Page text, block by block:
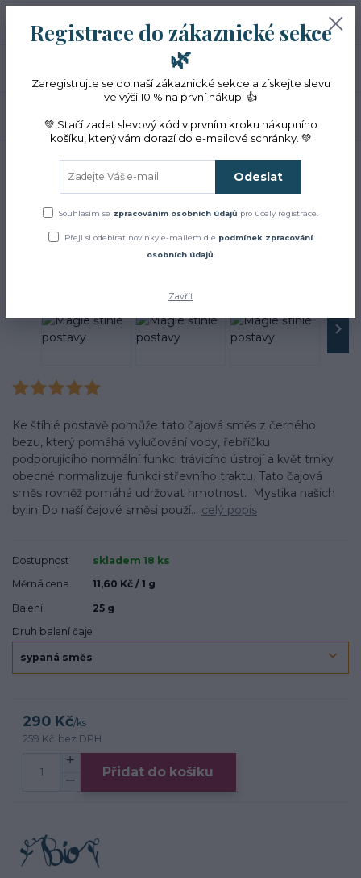
CZK
(Po-Pá, 10-16 hod.)
0ks
0 Kč
Magie štíhlé postavy
Ke štíhlé postavě pomůže tato čajová směs z černého
bezu, který pomáhá vylučování vody, řebříčku
podporujícího normální funkci trávicího ústrojí a květ trnky
obecné normalizuje funkci střevního traktu. Tato čajová
směs rovněž pomáhá udržovat hmotnost. Mystika našich
bylin Do naší čajové směsi použí... celý popis
Dostupnost
skladem 18 ks
Měrná cena
11,60 Kč / 1 g
Balení
25 g
Druh balení čaje
290 Kč/ks
259 Kč bez DPH
Přidat do košíku
Registrace do zákaznické sekce
🌿
Zaregistrujte se do naší zákaznické sekce a získejte slevu
ve výši 10 % na první nákup. 👍
💚 Stačí zadat slevový kód v prvním kroku nákupního
košíku, který vám dorazí do e-mailové schránky. 💚
Odeslat
Souhlasím se zpracováním osobních údajů pro účely registrace.
Přeji si odebírat novinky e-mailem dle podmínek zpracování
osobních údajů
Zavřít